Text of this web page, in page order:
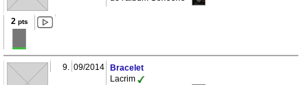
2 pts
9. 09/2014
Bracelet
Lacrim